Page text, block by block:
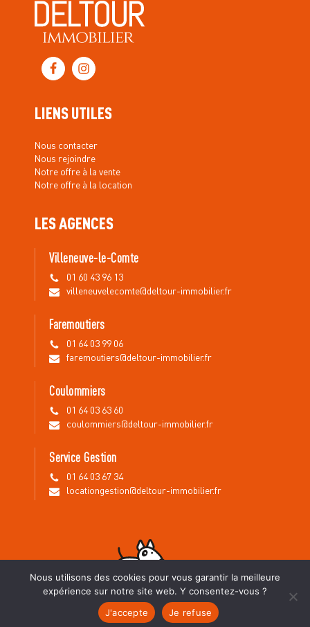
LIENS UTILES
Nous contacter
Nous rejoindre
Notre offre à la vente
Notre offre à la location
LES AGENCES
Villeneuve-le-Comte
01 60 43 96 13
villeneuvelecomte@deltour-immobilier.fr
Faremoutiers
01 64 03 99 06
faremoutiers@deltour-immobilier.fr
Coulommiers
01 64 03 63 60
coulommiers@deltour-immobilier.fr
Service Gestion
01 64 03 67 34
locationgestion@deltour-immobilier.fr
2024©DELTOUR IMMOBILIER •Mentions légales•Honoraires• Création de sites
immobiliers Youdemus
Nous utilisons des cookies pour vous garantir la meilleure
expérience sur notre site web. Y consentez-vous ?
J'accepte
Je refuse